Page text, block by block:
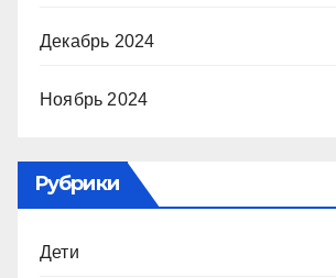
Декабрь 2024
Ноябрь 2024
Рубрики
Дети